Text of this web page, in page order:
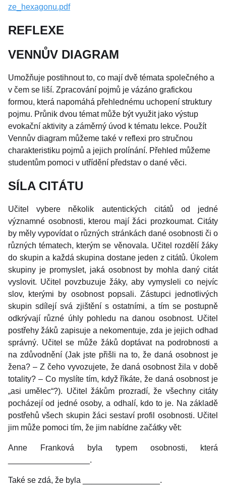
ze_hexagonu.pdf
REFLEXE
VENNŮV DIAGRAM
Umožňuje postihnout to, co mají dvě témata společného a
v čem se liší. Zpracování pojmů je vázáno grafickou
formou, která napomáhá přehlednému uchopení struktury
pojmu. Průnik dvou témat může být využit jako výstup
evokační aktivity a záměrný úvod k tématu lekce. Použít
Vennův diagram můžeme také v reflexi pro stručnou
charakteristiku pojmů a jejich prolínání. Přehled můžeme
studentům pomoci v utřídění představ o dané věci.
SÍLA CITÁTU
Učitel vybere několik autentických citátů od jedné
významné osobnosti, kterou mají žáci prozkoumat. Citáty
by měly vypovídat o různých stránkách dané osobnosti či o
různých tématech, kterým se věnovala. Učitel rozdělí žáky
do skupin a každá skupina dostane jeden z citátů. Úkolem
skupiny je promyslet, jaká osobnost by mohla daný citát
vyslovit. Učitel povzbuzuje žáky, aby vymysleli co nejvíc
slov, kterými by osobnost popsali. Zástupci jednotlivých
skupin sdílejí svá zjištění s ostatními, a tím se postupně
odkrývají různé úhly pohledu na danou osobnost. Učitel
postřehy žáků zapisuje a nekomentuje, zda je jejich odhad
správný. Učitel se může žáků doptávat na podrobnosti a
na zdůvodnění (Jak jste přišli na to, že daná osobnost je
žena? – Z čeho vyvozujete, že daná osobnost žila v době
totality? – Co myslíte tím, když říkáte, že daná osobnost je
„asi umělec“?). Učitel žákům prozradí, že všechny citáty
pocházejí od jedné osoby, a odhalí, kdo to je. Na základě
postřehů všech skupin žáci sestaví profil osobnosti. Učitel
jim může pomoci tím, že jim nabídne začátky vět:
Anne Franková byla typem osobnosti, která
__________________.
Také se zdá, že byla _________________.